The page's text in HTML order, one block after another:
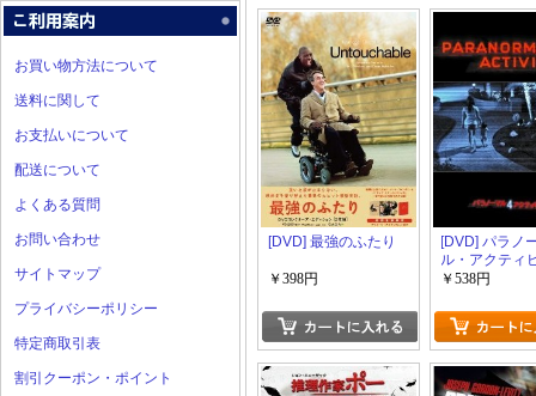
お買い物方法について
送料に関して
お支払いについて
配送について
よくある質問
お問い合わせ
サイトマップ
プライバシーポリシー
特定商取引表
割引クーポン・ポイント
[DVD] 最強のふたり
￥398円
[DVD] パラノ
ル・アクティ
￥538円